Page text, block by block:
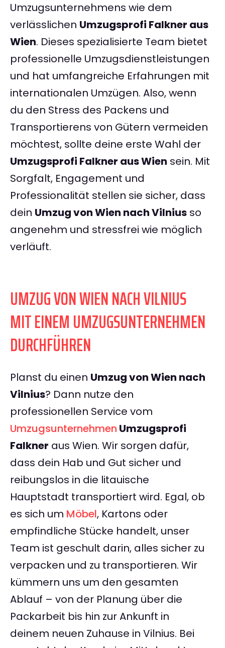
Umzugsunternehmens wie dem
verlässlichen Umzugsprofi Falkner aus
Wien. Dieses spezialisierte Team bietet
professionelle Umzugsdienstleistungen
und hat umfangreiche Erfahrungen mit
internationalen Umzügen. Also, wenn
du den Stress des Packens und
Transportierens von Gütern vermeiden
möchtest, sollte deine erste Wahl der
Umzugsprofi Falkner aus Wien sein. Mit
Sorgfalt, Engagement und
Professionalität stellen sie sicher, dass
dein Umzug von Wien nach Vilnius so
angenehm und stressfrei wie möglich
verläuft.
UMZUG VON WIEN NACH VILNIUS
MIT EINEM UMZUGSUNTERNEHMEN
DURCHFÜHREN
Planst du einen Umzug von Wien nach
Vilnius? Dann nutze den
professionellen Service vom
Umzugsunternehmen Umzugsprofi
Falkner aus Wien. Wir sorgen dafür,
dass dein Hab und Gut sicher und
reibungslos in die litauische
Hauptstadt transportiert wird. Egal, ob
es sich um Möbel, Kartons oder
empfindliche Stücke handelt, unser
Team ist geschult darin, alles sicher zu
verpacken und zu transportieren. Wir
kümmern uns um den gesamten
Ablauf – von der Planung über die
Packarbeit bis hin zur Ankunft in
deinem neuen Zuhause in Vilnius. Bei